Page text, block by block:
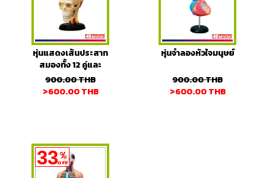
หุ่นแสดงเส้นประสาท
สมองทั้ง 12 คู่และ
กะโหลกศีรษะมนุษย์
900.00THB
>600.00THB
หุ่นจำลองหัวใจมนุษย์
900.00THB
>600.00THB
33%
OFF